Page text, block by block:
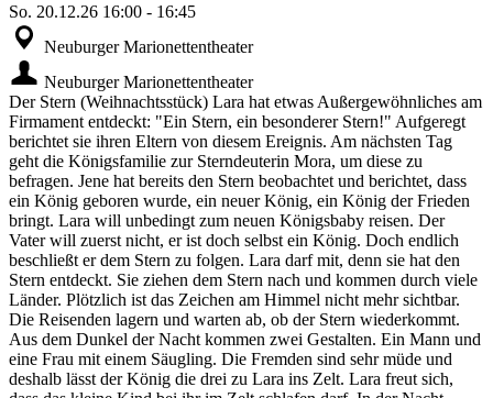
So. 20.12.26 16:00 - 16:45
Neuburger Marionettentheater
Neuburger Marionettentheater
Der Stern (Weihnachtsstück) Lara hat etwas Außergewöhnliches am
Firmament entdeckt: "Ein Stern, ein besonderer Stern!" Aufgeregt
berichtet sie ihren Eltern von diesem Ereignis. Am nächsten Tag
geht die Königsfamilie zur Sterndeuterin Mora, um diese zu
befragen. Jene hat bereits den Stern beobachtet und berichtet, dass
ein König geboren wurde, ein neuer König, ein König der Frieden
bringt. Lara will unbedingt zum neuen Königsbaby reisen. Der
Vater will zuerst nicht, er ist doch selbst ein König. Doch endlich
beschließt er dem Stern zu folgen. Lara darf mit, denn sie hat den
Stern entdeckt. Sie ziehen dem Stern nach und kommen durch viele
Länder. Plötzlich ist das Zeichen am Himmel nicht mehr sichtbar.
Die Reisenden lagern und warten ab, ob der Stern wiederkommt.
Aus dem Dunkel der Nacht kommen zwei Gestalten. Ein Mann und
eine Frau mit einem Säugling. Die Fremden sind sehr müde und
deshalb lässt der König die drei zu Lara ins Zelt. Lara freut sich,